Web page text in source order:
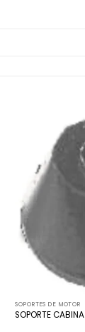
SOPORTES DE MOTOR
SOPORTE